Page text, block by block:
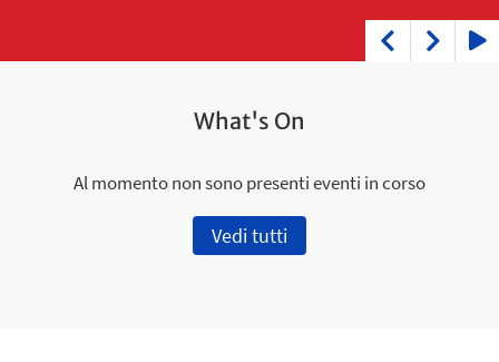
What's On
Al momento non sono presenti eventi in corso
Vedi tutti